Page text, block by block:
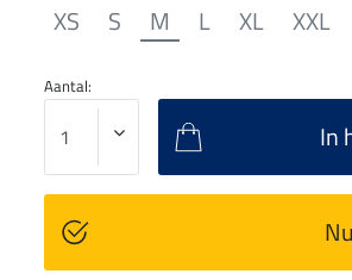
XS S M L XL XXL
Aantal:
In